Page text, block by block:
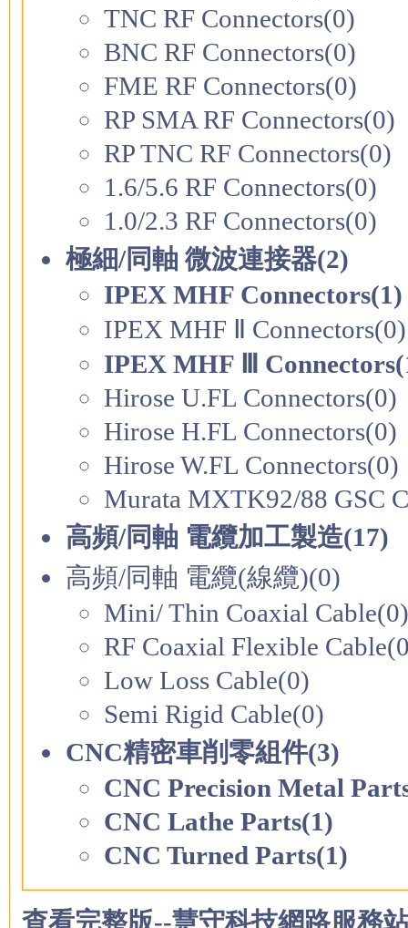
TNC RF Connectors(0)
BNC RF Connectors(0)
FME RF Connectors(0)
RP SMA RF Connectors(0)
RP TNC RF Connectors(0)
1.6/5.6 RF Connectors(0)
1.0/2.3 RF Connectors(0)
極細/同軸 微波連接器(2)
IPEX MHF Connectors(1)
IPEX MHF Ⅱ Connectors(0)
IPEX MHF Ⅲ
Hirose U.FL Connectors(0)
Hirose H.FL Connectors(0)
Hirose W.FL Connectors(0)
Murata MXTK92/88 GSC
高頻/同軸 電纜加工製造(17)
高頻/同軸 電纜(線纜)(0)
Mini/ Thin Coaxial Cable(0)
RF Coaxial Flexible
Low Loss Cable(0)
Semi Rigid Cable(0)
CNC精密車削零組件(3)
CNC Precision Metal
CNC Lathe Parts(1)
CNC Turned Parts(1)
查看完整版--慧守科技網路服務